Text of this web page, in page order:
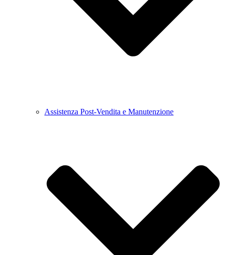
Assistenza Post-Vendita e Manutenzione